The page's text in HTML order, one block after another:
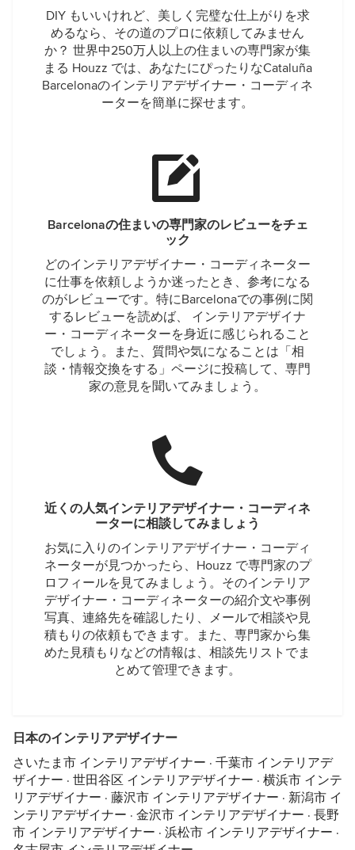
DIY もいいけれど、美しく完璧な仕上がりを求
めるなら、その道のプロに依頼してみません
か？ 世界中250万人以上の住まいの専門家が集
まる Houzz では、あなたにぴったりなCataluña
Barcelonaのインテリアデザイナー・コーディネ
ーターを簡単に探せます。
Barcelonaの住まいの専門家のレビューをチェ
ック
どのインテリアデザイナー・コーディネーター
に仕事を依頼しようか迷ったとき、参考になる
のがレビューです。特にBarcelonaでの事例に関
するレビューを読めば、 インテリアデザイナ
ー・コーディネーターを身近に感じられること
でしょう。また、質問や気になることは「相
談・情報交換をする」ページに投稿して、専門
家の意見を聞いてみましょう。
近くの人気インテリアデザイナー・コーディネ
ーターに相談してみましょう
お気に入りのインテリアデザイナー・コーディ
ネーターが見つかったら、Houzz で専門家のプ
ロフィールを見てみましょう。そのインテリア
デザイナー・コーディネーターの紹介文や事例
写真、連絡先を確認したり、メールで相談や見
積もりの依頼もできます。また、専門家から集
めた見積もりなどの情報は、相談先リストでま
とめて管理できます。
日本のインテリアデザイナー
さいたま市 インテリアデザイナー · 千葉市 インテリアデ
ザイナー · 世田谷区 インテリアデザイナー · 横浜市 インテ
リアデザイナー · 藤沢市 インテリアデザイナー · 新潟市 イ
ンテリアデザイナー · 金沢市 インテリアデザイナー · 長野
市 インテリアデザイナー · 浜松市 インテリアデザイナー ·